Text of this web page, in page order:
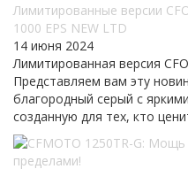
Лимитированные версии
1000 EPS NEW LTD
14 июня 2024
Лимитированная версия
Представляем вам эту
благородный серый с
созданную для тех, кто